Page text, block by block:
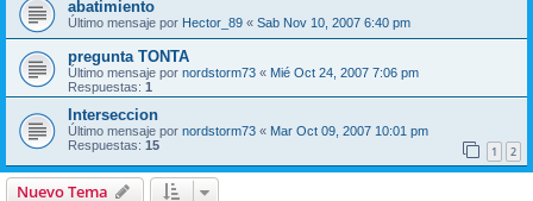
abatimiento
Último mensaje por Hector_89 « Sab Nov 10, 2007 6:40 pm
pregunta TONTA
Último mensaje por nordstorm73 « Mié Oct 24, 2007 7:06 pm
Respuestas: 1
Interseccion
Último mensaje por nordstorm73 « Mar Oct 09, 2007 10:01 pm
Respuestas: 15 1 2
Nuevo Tema